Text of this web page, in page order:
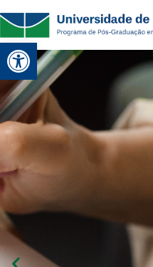
Abrir a barra